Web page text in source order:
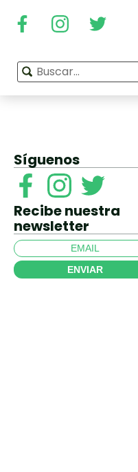
Síguenos
Recibe nuestra
newsletter
ENVIAR